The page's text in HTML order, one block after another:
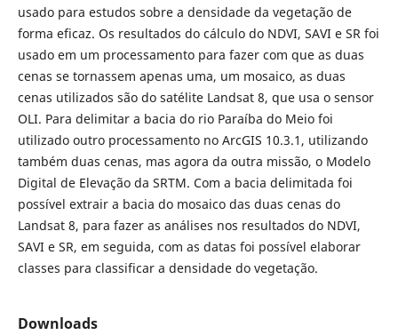
usado para estudos sobre a densidade da vegetação de
forma eficaz. Os resultados do cálculo do NDVI, SAVI e SR foi
usado em um processamento para fazer com que as duas
cenas se tornassem apenas uma, um mosaico, as duas
cenas utilizados são do satélite Landsat 8, que usa o sensor
OLI. Para delimitar a bacia do rio Paraíba do Meio foi
utilizado outro processamento no ArcGIS 10.3.1, utilizando
também duas cenas, mas agora da outra missão, o Modelo
Digital de Elevação da SRTM. Com a bacia delimitada foi
possível extrair a bacia do mosaico das duas cenas do
Landsat 8, para fazer as análises nos resultados do NDVI,
SAVI e SR, em seguida, com as datas foi possível elaborar
classes para classificar a densidade do vegetação.
Downloads